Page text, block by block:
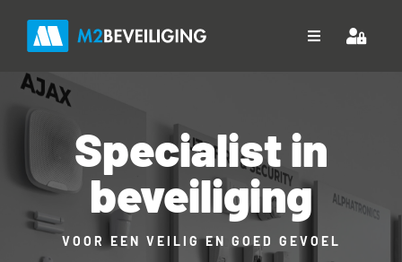
inhoud
Toggle
Home
Over ons
Diensten
Projecten
Specialist in
beveiliging
VOOR EEN VEILIG EN GOED GEVOEL